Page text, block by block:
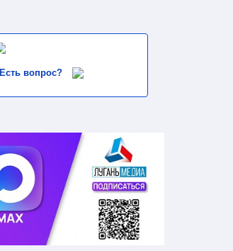
Есть вопрос?